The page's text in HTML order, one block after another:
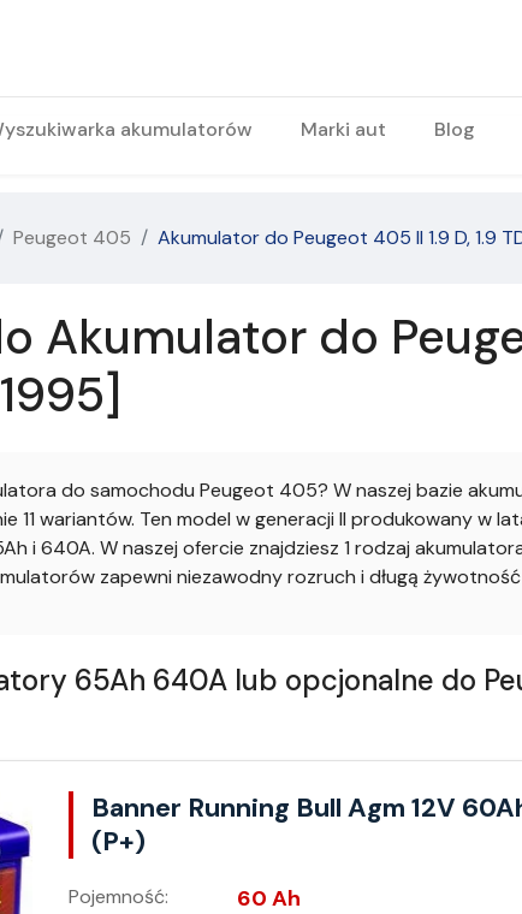
akumulatorów Marki aut Blog
Peugeot 405 Akumulator do Peugeot 405 II 1.9 D, 1.9
Akumulator do
do samochodu Peugeot 405? W naszej bazie
11 wariantów. Ten model w generacji II produkowany w
i 640A. W naszej ofercie znajdziesz 1 rodzaj
zapewni niezawodny rozruch i długą
65Ah 640A lub opcjonalne do
Banner Running Bull Agm 12V
(P+)
Pojemność: 60 Ah